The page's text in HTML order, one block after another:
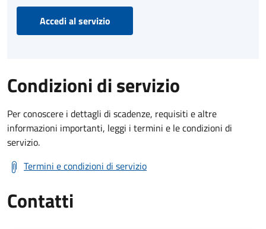
Accedi al servizio
Condizioni di servizio
Per conoscere i dettagli di scadenze, requisiti e altre
informazioni importanti, leggi i termini e le condizioni di
servizio.
Termini e condizioni di servizio
Contatti